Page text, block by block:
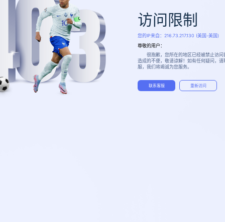
访问限制
您的IP来自： 216.73.217.130 (美国-美国)
尊敬的用户：
很抱歉，您所在的地区已经被禁止访问
造成的不便，敬请谅解！如有任何疑问，
服，我们将竭诚为您服务。
联系客服 重新访问